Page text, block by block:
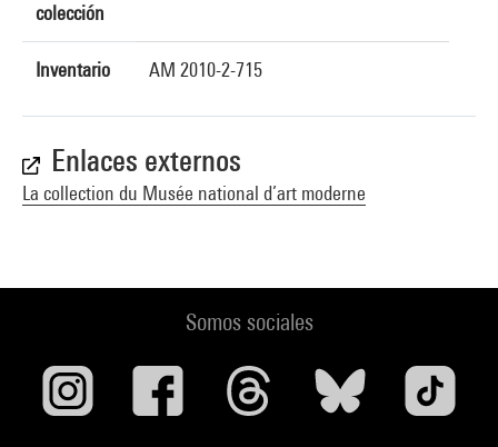
colección
Inventario AM 2010-2-715
Enlaces externos
La collection du Musée national d’art moderne
Somos sociales